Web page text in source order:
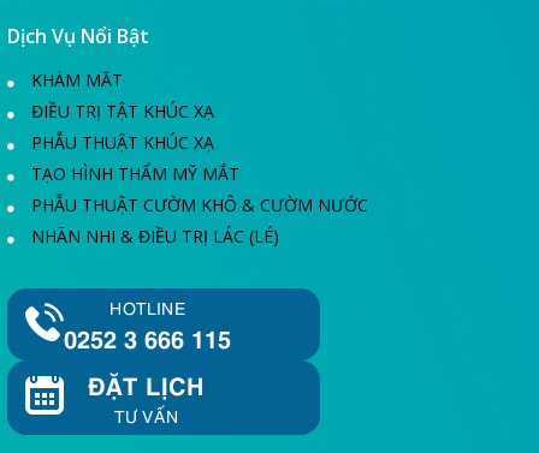
Dịch Vụ Nổi Bật
KHÁM MẮT
ĐIỀU TRỊ TẬT KHÚC XẠ
PHẪU THUẬT KHÚC XẠ
TẠO HÌNH THẨM MỸ MẮT
PHẪU THUẬT CƯỜM KHÔ & CƯỜM NƯỚC
NHÃN NHI & ĐIỀU TRỊ LÁC (LÉ)
HOTLINE
0252 3 666 115
ĐẶT LỊCH
TƯ VẤN